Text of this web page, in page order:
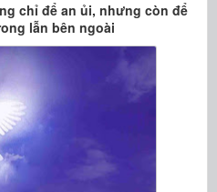
chỉ để an ủi, nhưng còn để
lẫn bên ngoài